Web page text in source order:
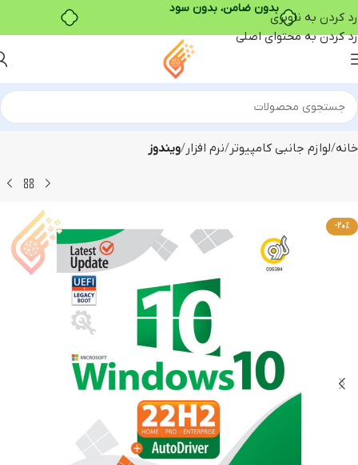
بدون ضامن، بدون سود
رد کردن به ناوبری
رد کردن به محتوای اصلی
خانه لوازم جانبی کامپیوتر نرم افزار ویندوز
-20%